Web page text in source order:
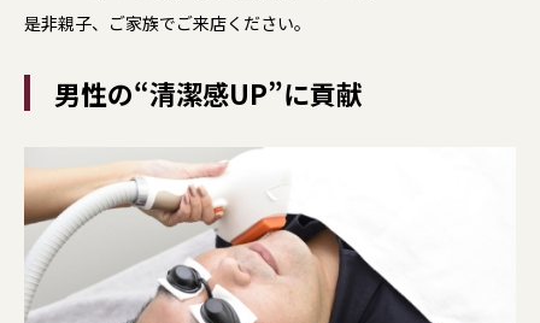
是非親子、ご家族でご来店ください。
男性の“清潔感UP”に貢献